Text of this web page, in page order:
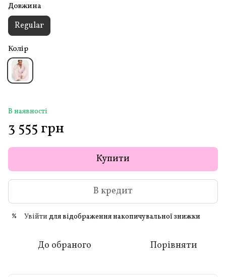
Довжина
Regular
Колір
В наявності
3 555 грн
Купити
В кредит
% Увійти для відображення накопичувальної знижки
До обраного Порівняти